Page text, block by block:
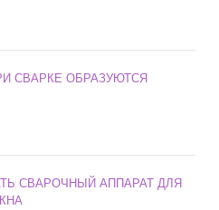
СВАРКЕ ОБРАЗУЮТСЯ
СВАРОЧНЫЙ АППАРАТ ДЛЯ